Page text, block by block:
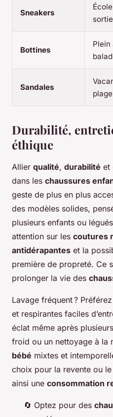
Sneakers
Bottines
Plein
Sandales
plage
Durabilité,
éthique
Allier qualité, durabilité et
dans les chaussures
geste de plus en plus
des modèles solides,
plusieurs enfants ou
attention sur les coutures
antidérapantes et la
première de propreté. Ce
prolonger la vie des
Lavage fréquent ?
et respirantes faciles
éclat même après
froid ou un nettoyage à la
bébé mixtes et
choix pour la revente ou
ainsi une consommation
🔄 Optez pour des